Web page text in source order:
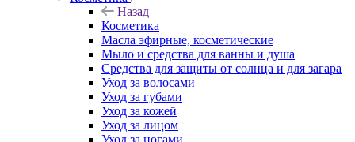
Назад
Косметика
Масла эфирные, косметические
Мыло и средства для ванны и душа
Средства для защиты от солнца и для загара
Уход за волосами
Уход за губами
Уход за кожей
Уход за лицом